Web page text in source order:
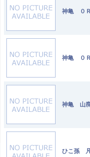
神亀 ０
神亀 ０
神亀 山
ひこ孫